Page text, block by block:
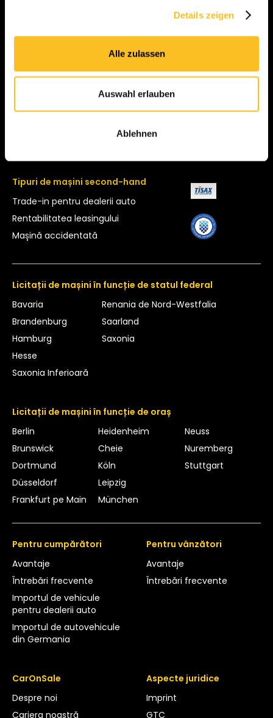
Details zeigen
Alle zulassen
Auswahl erlauben
Ablehnen
Volvo S60
Peugeot
Renault
Modele
Peugeot 5008
Skoda Octavia
Renault Talisman
Tipuri de mașini second-hand
Trade-in pentru dealerii auto
Rentabilitatea leasingului
Mașină accidentată
Licitații de mașini în funcție de statul federal
Bavaria
Brandenburg
Hamburg
Hesse
Saxonia Inferioară
Renania de Nord-Westfalia
Saarland
Saxonia
Licitații de mașini în funcție de oraș
Berlin
Brunswick
Dortmund
Düsseldorf
Frankfurt pe Main
Heidenheim
Cheie
Köln
Leipzig
München
Neuss
Nuremberg
Stuttgart
Pentru cumpărători
Avantaje
Întrebări frecvente
Importul de vehicule
pentru dealerii auto
Importul de autovehicule
din Germania
Pentru vânzători
Avantaje
Întrebări frecvente
CarOnSale
Despre noi
Cariera noastră
Aspecte juridice
Imprint
GTC